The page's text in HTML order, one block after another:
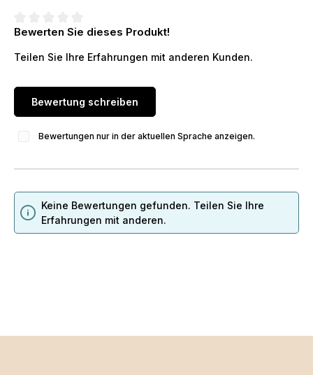
Durchschnittliche Bewertung von 0 von 5 Sternen
Bewerten Sie dieses Produkt!
Teilen Sie Ihre Erfahrungen mit anderen Kunden.
Bewertung schreiben
Bewertungen nur in der aktuellen Sprache anzeigen.
Keine Bewertungen gefunden. Teilen Sie Ihre
Erfahrungen mit anderen.